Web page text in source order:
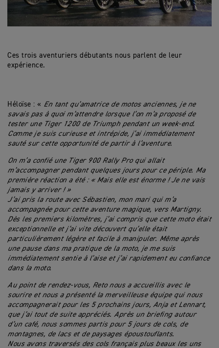
Ces trois aventuriers débutants nous parlent de leur
expérience.
Héloïse : « En tant qu’amatrice de motos anciennes, je ne
savais pas à quoi m’attendre lorsque l’on m’a proposé de
tester une Tiger 1200 de Triumph pendant un week-end.
Comme je suis curieuse et intrépide, j’ai immédiatement
sauté sur cette opportunité de partir à l’aventure.
On m’a confié une Tiger 900 Rally Pro qui allait
m’accompagner pendant quelques jours pour ce périple. Ma
première réaction a été : « Mais elle est énorme ! Je ne vais
jamais y arriver ! »
J’ai pris la route avec Sébastien, mon mari qui m’a
accompagnée pour cette aventure magique, vers Martigny.
Dès les premiers kilomètres, j’ai compris que cette moto était
exceptionnelle et j’ai vite découvert qu’elle était
particulièrement légère et facile à manipuler. Même après
une pause dans ma pratique de la moto, je me suis
immédiatement sentie à l’aise et j’ai rapidement eu confiance
dans la moto.
Au point de rendez-vous, Reto nous a accueillis avec le
sourire et nous a présenté la merveilleuse équipe qui nous
accompagnerait pour les 5 prochains jours, Anja et Lennart,
que j’ai tout de suite appréciés. Après un briefing autour
d’un café, nous sommes partis pour 5 jours de cols, de
montagnes, de lacs et de paysages époustouflants.
Nous avons traversés des cols français plus beaux les uns